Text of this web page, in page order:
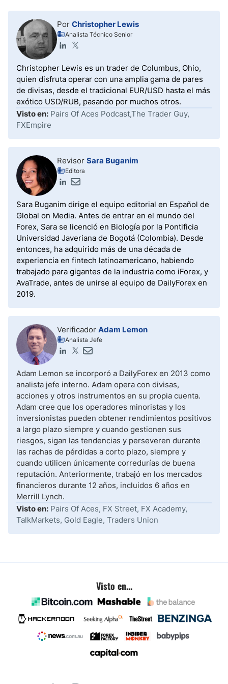
deben tener la cantidad especificada en su portafolio.
Algunos brókers de Forex ofrecen una bonificación
sin depósito, concediendo una pequeña suma de
capital por abrir y verificar una cuenta de
operaciones. Aunque no requiere dinero del trader,
se trata de capital. Por lo tanto, es imposible operar
en Forex sin dinero.
Por Christopher Lewis
Analista Técnico Senior
Christopher Lewis es un trader de Columbus, Ohio,
quien disfruta operar con una amplia gama de pares
de divisas, desde el tradicional EUR/USD hasta el más
exótico USD/RUB, pasando por muchos otros.
Visto en: Pairs Of Aces Podcast,The Trader Guy,
FXEmpire
Revisor Sara Buganim
Editora
Sara Buganim dirige el equipo editorial en Español de
Global on Media. Antes de entrar en el mundo del
Forex, Sara se licenció en Biología por la Pontificia
Universidad Javeriana de Bogotá (Colombia). Desde
entonces, ha adquirido más de una década de
experiencia en fintech latinoamericano, habiendo
trabajado para gigantes de la industria como iForex, y
AvaTrade, antes de unirse al equipo de DailyForex en
2019.
Verificador Adam Lemon
Analista Jefe
Adam Lemon se incorporó a DailyForex en 2013 como
analista jefe interno. Adam opera con divisas,
acciones y otros instrumentos en su propia cuenta.
Adam cree que los operadores minoristas y los
inversionistas pueden obtener rendimientos positivos
a largo plazo siempre y cuando gestionen sus
riesgos, sigan las tendencias y perseveren durante
las rachas de pérdidas a corto plazo, siempre y
cuando utilicen únicamente corredurías de buena
reputación. Anteriormente, trabajó en los mercados
financieros durante 12 años, incluidos 6 años en
Merrill Lynch.
Visto en: Pairs Of Aces, FX Street, FX Academy,
TalkMarkets, Gold Eagle, Traders Union
Visto en...